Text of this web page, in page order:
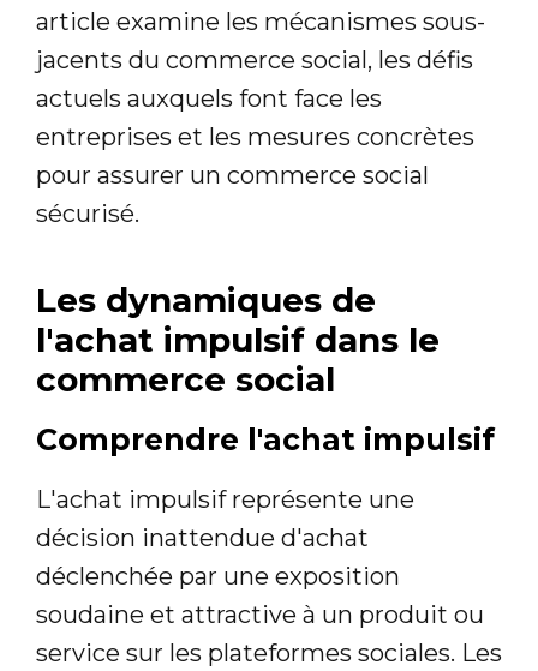
article examine les mécanismes sous-
jacents du commerce social, les défis
actuels auxquels font face les
entreprises et les mesures concrètes
pour assurer un commerce social
sécurisé.
Les dynamiques de
l'achat impulsif dans le
commerce social
Comprendre l'achat impulsif
L'achat impulsif représente une
décision inattendue d'achat
déclenchée par une exposition
soudaine et attractive à un produit ou
service sur les plateformes sociales. Les